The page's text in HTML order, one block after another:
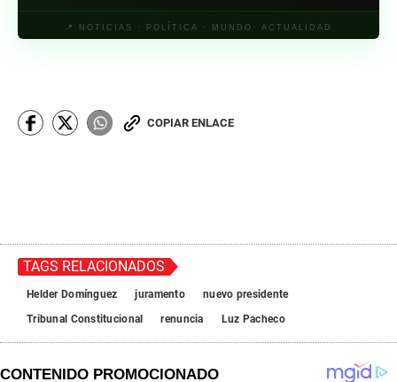
📍 NOTICIAS · POLÍTICA · MUNDO· ACTUALIDAD
COPIAR ENLACE
TAGS RELACIONADOS
Helder Domínguez juramento
nuevo presidente
Tribunal Constitucional
renuncia Luz Pacheco